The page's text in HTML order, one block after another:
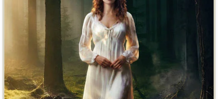
Кураж-Бамбей Пеплум
жестокость Постапокалипсис
Призраки Про акул
Про богатых
Про богов Про вампиров